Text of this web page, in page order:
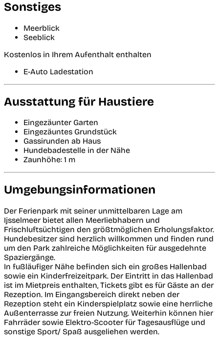
Sonstiges
Meerblick
Seeblick
Kostenlos in Ihrem Aufenthalt enthalten
E-Auto Ladestation
Ausstattung für Haustiere
Eingezäunter Garten
Eingezäuntes Grundstück
Gassirunden ab Haus
Hundebadestelle in der Nähe
Zaunhöhe: 1 m
Umgebungsinformationen
Der Ferienpark mit seiner unmittelbaren Lage am
Ijsselmeer bietet allen Meerliebhabern und
Frischluftsüchtigen den größtmöglichen Erholungsfaktor.
Hundebesitzer sind herzlich willkommen und finden rund
um den Park zahlreiche Möglichkeiten für ausgedehnte
Spaziergänge.
In fußläufiger Nähe befinden sich ein großes Hallenbad
sowie ein Kinderfreizeitpark. Der Eintritt in das Hallenbad
ist im Mietpreis enthalten, Tickets gibt es für Gäste an der
Rezeption. Im Eingangsbereich direkt neben der
Rezeption steht ein Kinderspielplatz sowie eine herrliche
Außenterrasse zur freien Nutzung. Weiterhin können hier
Fahrräder sowie Elektro-Scooter für Tagesausflüge und
sonstige Sport/ Spaß ausgeliehen werden.